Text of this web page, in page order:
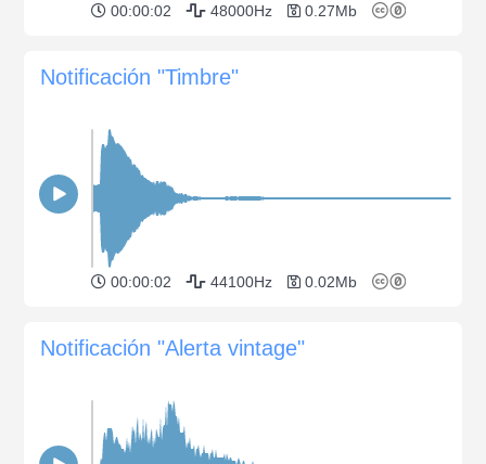
00:00:02 48000Hz 0.27Mb
Notificación "Timbre"
00:00:02 44100Hz 0.02Mb
Notificación "Alerta vintage"